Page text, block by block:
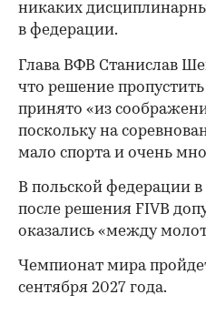
никаких
в федерации.
00:00 /
Глава ВФВ Станислав
что решение
принято «из
поскольку на
мало спорта и очень
В польской федерации
после решения FIVB
оказались «между
Чемпионат мира
сентября 2027 года.